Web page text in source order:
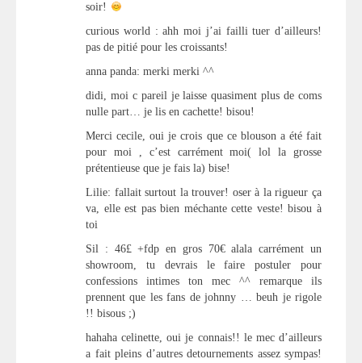
soir!
curious world : ahh moi j’ai failli tuer d’ailleurs!
pas de pitié pour les croissants!
anna panda: merki merki ^^
didi, moi c pareil je laisse quasiment plus de coms
nulle part… je lis en cachette! bisou!
Merci cecile, oui je crois que ce blouson a été fait
pour moi , c’est carrément moi( lol la grosse
prétentieuse que je fais la) bise!
Lilie: fallait surtout la trouver! oser à la rigueur ça
va, elle est pas bien méchante cette veste! bisou à
toi
Sil : 46£ +fdp en gros 70€ alala carrément un
showroom, tu devrais le faire postuler pour
confessions intimes ton mec ^^ remarque ils
prennent que les fans de johnny … beuh je rigole
!! bisous ;)
hahaha celinette, oui je connais!! le mec d’ailleurs
a fait pleins d’autres detournements assez sympas!